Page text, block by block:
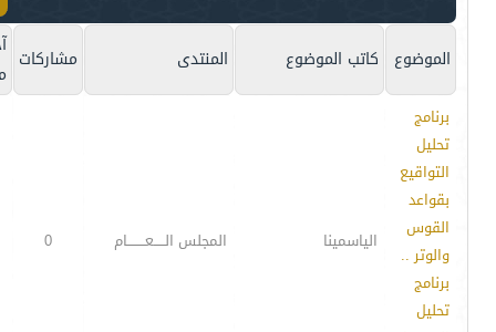
الموضوع كاتب الموضوع المنتدى مشاركات
برنامج
تحليل
التواقيع
بقواعد
القوس
والوتر ..
برنامج
تحليل
الياسمينا المجلس الـــــعــــــــام 0